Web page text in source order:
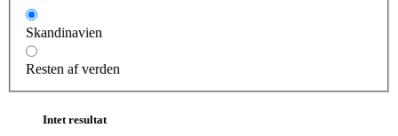
Skandinavien
Resten af verden
Intet resultat